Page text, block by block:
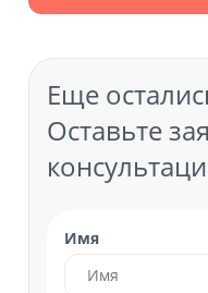
Еще
Оставьте
Имя